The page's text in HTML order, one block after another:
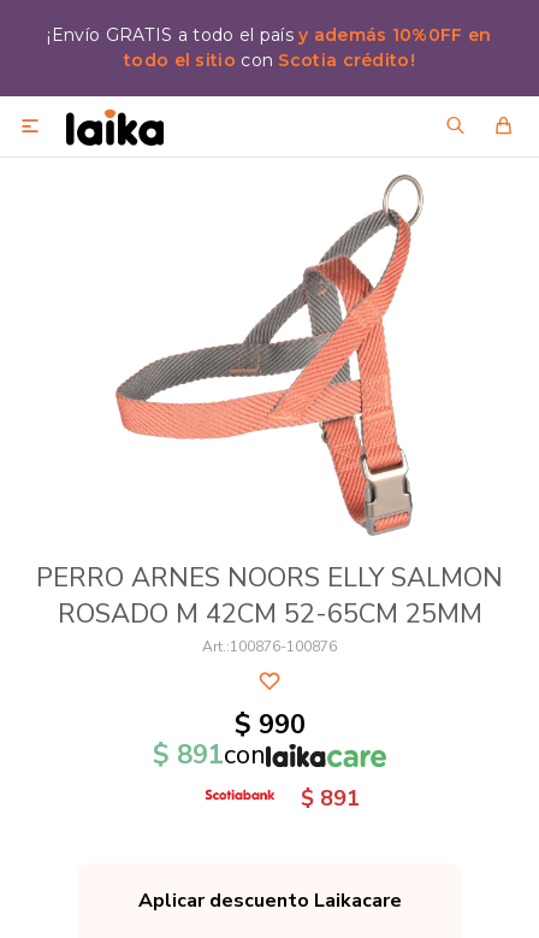
¡Envío GRATIS a todo el paísy además 10%0FF en
todo el sitio con Scotia crédito!

PERRO ARNES NOORS ELLY SALMON
ROSADO M 42CM 52-65CM 25MM
100876-100876
$ 990
$ 891con
$ 891
Aplicar descuento Laikacare